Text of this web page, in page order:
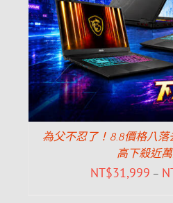
為父不忍了！8.8價格八
高下殺近萬
NT$31,999 –